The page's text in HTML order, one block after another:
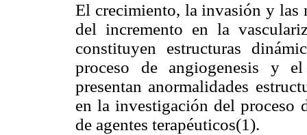
El crecimiento, la invasión y las
del incremento en la
constituyen estructuras
proceso de angiogenesis y
presentan anormalidades
en la investigación del proceso
de agentes terapéuticos(1).